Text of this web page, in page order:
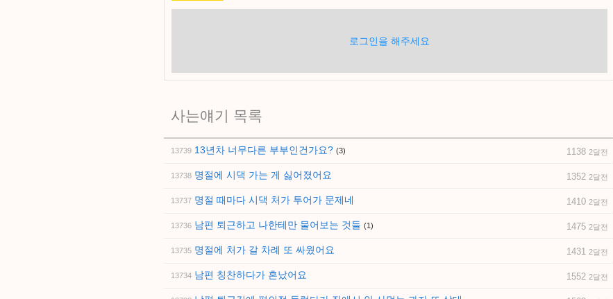
로그인을 해주세요
사는얘기 목록
13739 13년차 너무다른 부부인건가요? (3) 1138 2달전
13738 명절에 시댁 가는 게 싫어졌어요 1352 2달전
13737 명절 때마다 시댁 처가 투어가 문제네 1410 2달전
13736 남편 퇴근하고 나한테만 물어보는 것들 (1) 1475 2달전
13735 명절에 처가 갈 차례 또 싸웠어요 1431 2달전
13734 남편 칭찬하다가 혼났어요 1552 2달전